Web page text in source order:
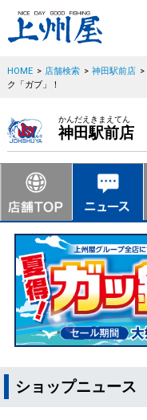
HOME > 店舗検索 > 神田駅前店 >
ク「ガブ」！
かんだえきまえてん
神田駅前店
ショップニュース